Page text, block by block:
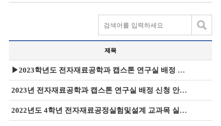
제목
▶2023학년도 전자재료공학과 캡스톤 연구실 배정 결과 재공지 (인원 추가 및 재배정)
2023년 전자재료공학과 캡스톤 연구실 배정 신청 안내 공지 [10월31일(월)~11월4일(금)]
2022년도 4학년 전자재료공정실험및설계 교과목 실험/실습 대폭 확대